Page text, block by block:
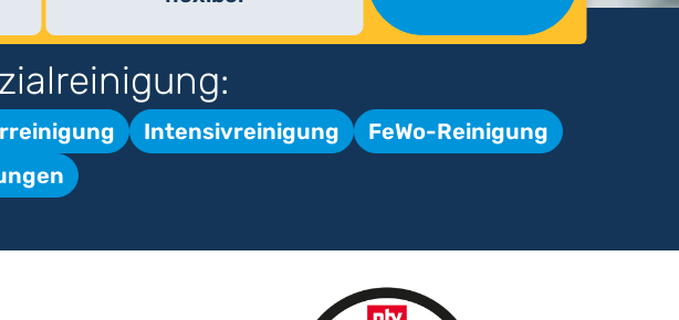
Intensivreinigung
FeWo-Reinigung